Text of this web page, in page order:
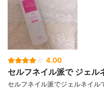
4.00
セルフネイル派で ジェル
セルフネイル派でジェルネイル